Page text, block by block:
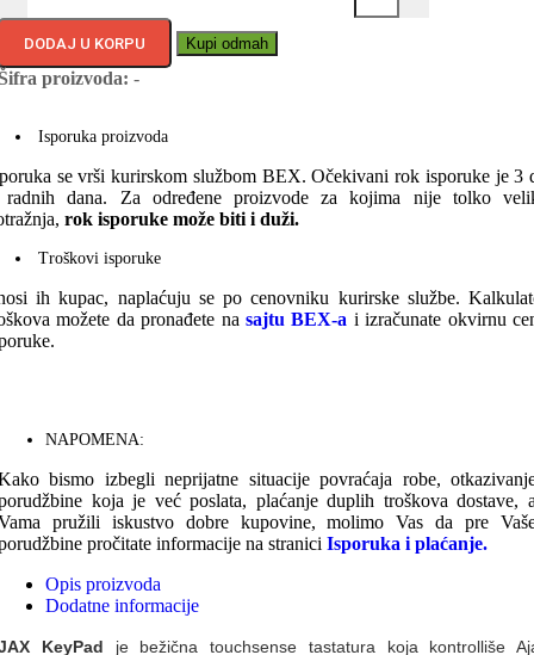
DODAJ U KORPU Kupi odmah
proizvoda: -
Isporuka proizvoda
se vrši kurirskom službom BEX. Očekivani rok isporuke je 3
dana. Za određene proizvode za kojima nije tolko
rok isporuke može biti i duži.
Troškovi isporuke
ih kupac, naplaćuju se po cenovniku kurirske službe.
možete da pronađete na sajtu BEX-a i izračunate okvirnu
NAPOMENA:
bismo izbegli neprijatne situacije povraćaja robe,
koja je već poslata, plaćanje duplih troškova dostave,
pružili iskustvo dobre kupovine, molimo Vas da pre
pročitate informacije na stranici Isporuka i plaćanje.
Opis proizvoda
Dodatne informacije
KeyPad je bežična touchsense tastatura koja kontrolliše